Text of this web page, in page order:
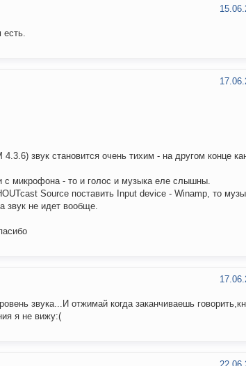
есть.
звук становится очень тихим - на другом конце
с микрофона - то и голос и музыка еле слышны.
Source поставить Input device - Winamp, то
звук не идет вообще.
звука...И отжимай когда заканчиваешь
я не вижу:(